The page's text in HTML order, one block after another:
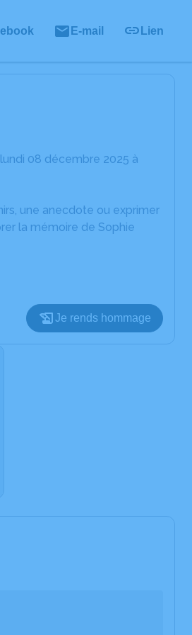
E-mail Lien
08 décembre 2025 à
une anecdote ou exprimer
la mémoire de Sophie
Je rends hommage